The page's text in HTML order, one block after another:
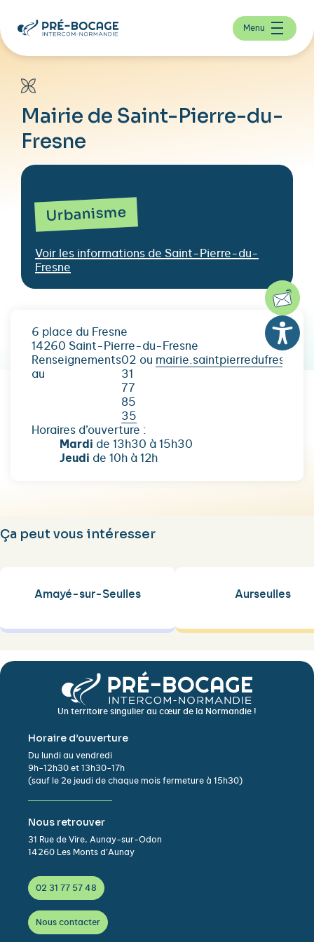
Menu
Mairie de Saint-Pierre-du-
Fresne
Urbanisme
Voir les informations de Saint-Pierre-du-
Fresne
6 place du Fresne
14260 Saint-Pierre-du-Fresne
Renseignements
au
02
31
77
85
35
ou
Horaires d’ouverture :
Mardi de 13h30 à 15h30
Jeudi de 10h à 12h
Ça peut vous intéresser
Amayé-sur-Seulles Aurseulles
Un territoire singulier au cœur de la Normandie !
Horaire d’ouverture
Du lundi au vendredi
9h-12h30 et 13h30-17h
(sauf le 2e jeudi de chaque mois fermeture à 15h30)
Nous retrouver
31 Rue de Vire, Aunay-sur-Odon
14260 Les Monts d’Aunay
02 31 77 57 48
Nous contacter